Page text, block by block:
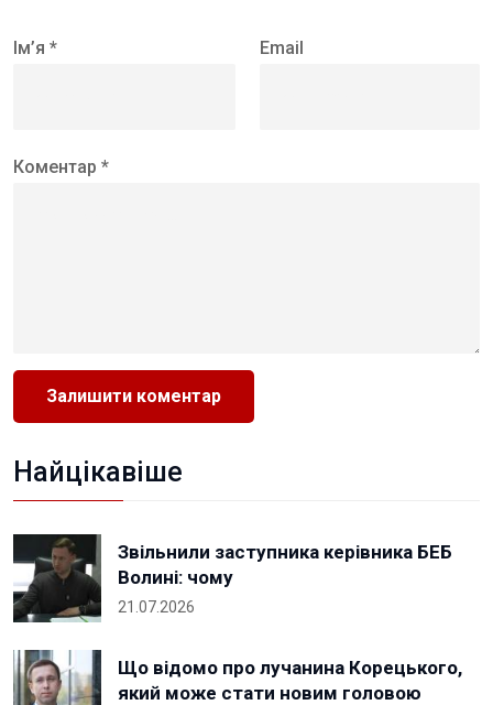
Ім’я * Email
Коментар *
Найцікавіше
Звільнили заступника керівника БЕБ
Волині: чому
21.07.2026
Що відомо про лучанина Корецького,
який може стати новим головою